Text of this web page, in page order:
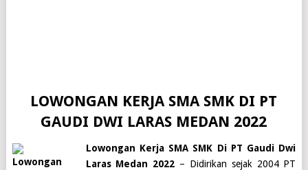
LOWONGAN KERJA SMA SMK DI PT
GAUDI DWI LARAS MEDAN 2022
Lowongan Kerja SMA SMK Di PT Gaudi Dwi
Laras Medan 2022 – Didirikan sejak 2004 PT